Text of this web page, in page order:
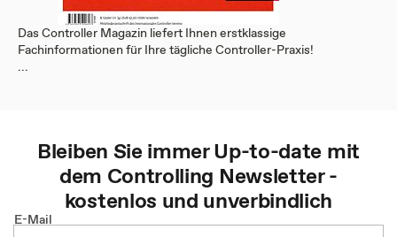
Das Controller Magazin liefert Ihnen erstklassige
Fachinformationen für Ihre tägliche Controller-Praxis!
...
Bleiben Sie immer Up-to-date mit
dem Controlling Newsletter -
kostenlos und unverbindlich
E-Mail